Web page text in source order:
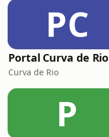
PC
Portal Curva de Rio
Curva de Rio
P